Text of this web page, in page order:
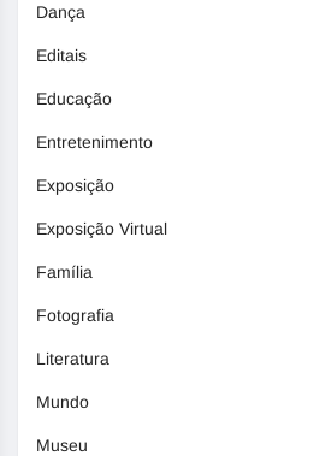
Dança
Editais
Educação
Entretenimento
Exposição
Exposição Virtual
Família
Fotografia
Literatura
Mundo
Museu